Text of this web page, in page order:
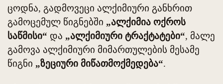
ცოდნა, გადმოვეცი ალქიმიური განხრით
გამოცემულ წიგნებში „ალქიმია ოქროს
საწმისი“ და „ალქიმიური ტრაქტატები“, მალე
გამოვა ალქიმიური მიმართულების მესამე
წიგნი „ზეციური მიწათმოქმედება“.